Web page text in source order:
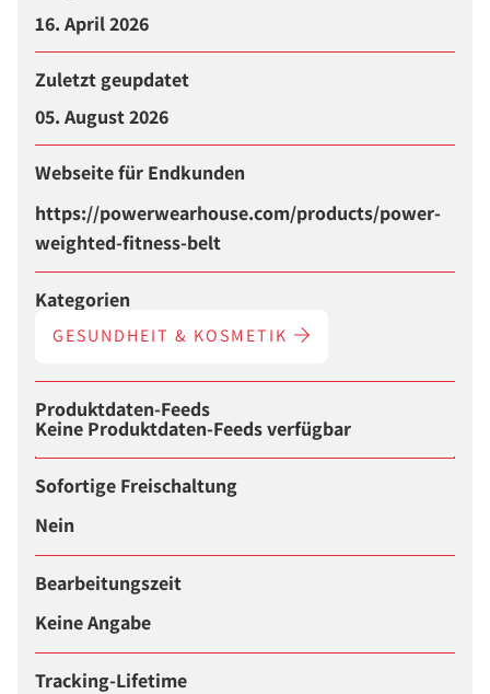
16. April 2026
Zuletzt geupdatet
05. August 2026
Webseite für Endkunden
https://powerwearhouse.com/products/power-
weighted-fitness-belt
Kategorien
GESUNDHEIT & KOSMETIK
Produktdaten-Feeds
Keine Produktdaten-Feeds verfügbar
Sofortige Freischaltung
Nein
Bearbeitungszeit
Keine Angabe
Tracking-Lifetime